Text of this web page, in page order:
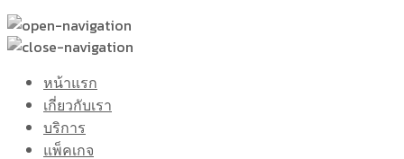
หน้าแรก
เกี่ยวกับเรา
บริการ
แพ็คเกจ